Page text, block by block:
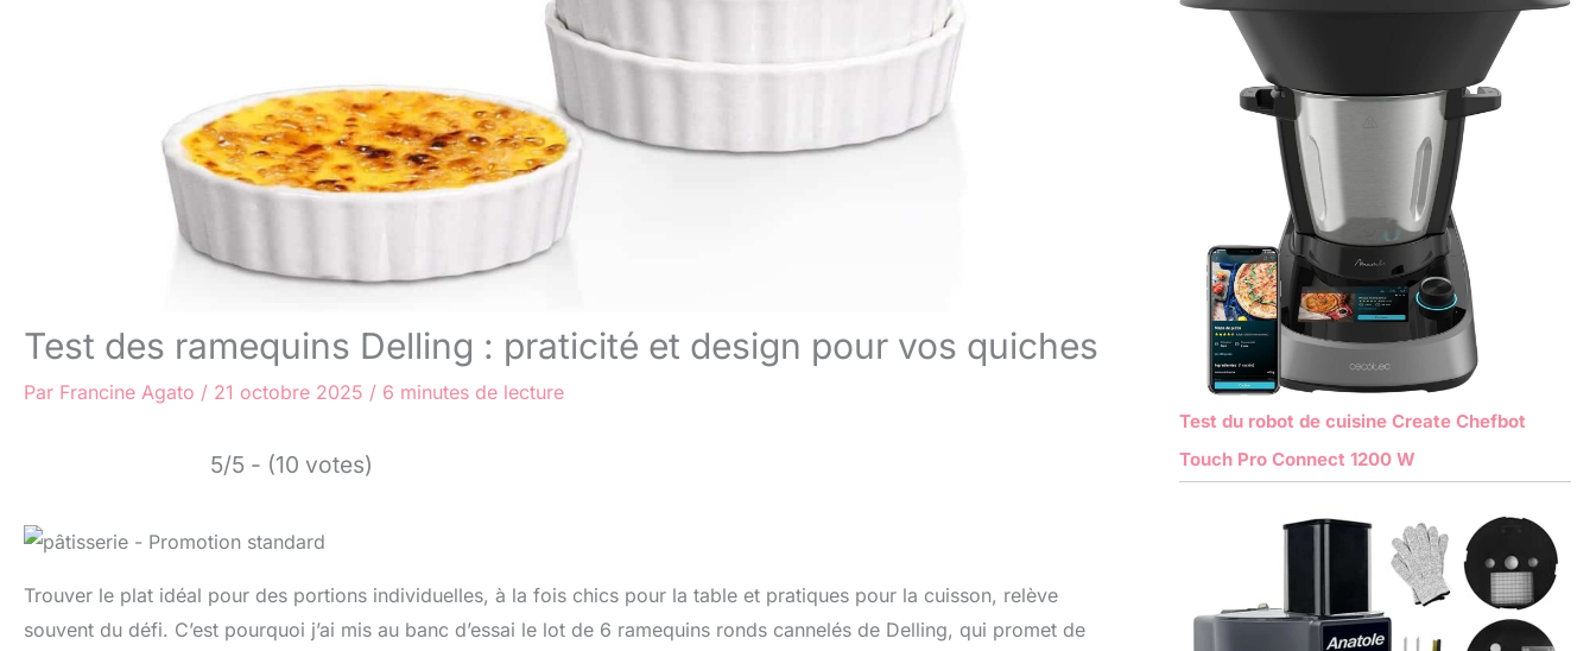
Test des ramequins Delling : praticité et design pour vos quiches
Par Francine Agato / 21 octobre 2025 / 6 minutes de lecture
5/5 - (10 votes)
Trouver le plat idéal pour des portions individuelles, à la fois chics pour la table et pratiques pour la cuisson, relève
souvent du défi. C’est pourquoi j’ai mis au banc d’essai le lot de 6 ramequins ronds cannelés de Delling, qui promet de
Test du robot de cuisine Create Chefbot
Touch Pro Connect 1200 W